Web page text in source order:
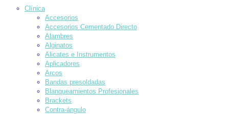
Clínica
Accesorios
Accesorios Cementado Directo
Alambres
Alginatos
Alicates e Instrumentos
Aplicadores
Arcos
Bandas presoldadas
Blanqueamientos Profesionales
Brackets
Contra-ángulo